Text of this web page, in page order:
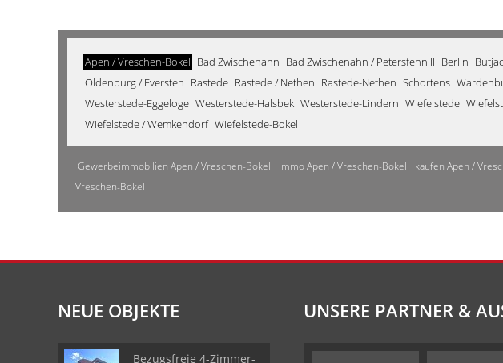
Apen / Vreschen-Bokel Bad Zwischenahn Bad Zwischenahn / Petersfehn II Berlin
Oldenburg / Eversten Rastede Rastede / Nethen Rastede-Nethen Schortens
Westerstede-Eggeloge Westerstede-Halsbek Westerstede-Lindern Wiefelstede
Wiefelstede / Wemkendorf Wiefelstede-Bokel
Gewerbeimmobilien Apen / Vreschen-Bokel Immo Apen / Vreschen-Bokel kaufen Apen /
Vreschen-Bokel
NEUE OBJEKTE
Bezugsfreie 4-Zimmer-
UNSERE PARTNER &